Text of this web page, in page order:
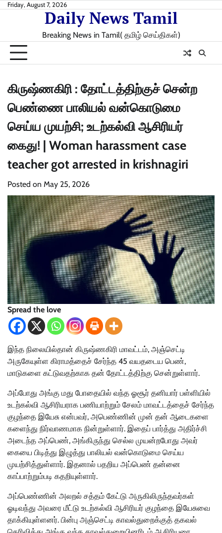
SkipFriday, August 7, 2026
Daily News Tamil
Breaking News in Tamil( தமிழ் செய்திகள்)
கிருஷ்ணகிரி : தோட்டத்திற்குச் சென்ற
பெண்ணை பாலியல் வன்கொடுமை
செய்ய முயற்சி; உடற்கல்வி ஆசிரியர்
கைது! | Woman harassment case
teacher got arrested in krishnagiri
Posted on May 25, 2026
Spread the love
இந்த நிலையில்தான் கிருஷ்ணகிரி மாவட்டம், அஞ்செட்டி
அருகேயுள்ள கிராமத்தைச் சேர்ந்த 45 வயதடைய பெண்,
மாடுகளை கட்டுவதற்காக தன் தோட்டத்திற்கு சென்றுள்ளார்.
அப்போது அங்கு மது போதையில் வந்த ஓசூர் தனியார் பள்ளியில்
உடற்கல்வி ஆசிரியராக பணியாற்றும் சேலம் மாவட்டத்தைச் சேர்ந்த
குழந்தை இயேசு என்பவர், அபெண்ணின் முன் தன் ஆடைகளை
களைந்து நிர்வாணமாக நின்றுள்ளார். இதைப் பார்த்து அதிர்ச்சி
அடைந்த அப்பெண், அங்கிருந்து செல்ல முயன்றபோது அவர்
கையை பிடித்து இழுத்து பாலியல் வன்கொடுமை செய்ய
முயற்சித்துள்ளார். இதனால் பதறிய அப்பெண் தன்னை
காப்பாற்றும்படி கதறியுள்ளார்.
அப்பெண்ணின் அலறல் சத்தம் கேட்டு அருகிலிருந்தவர்கள்
ஓடிவந்து அவரை மீட்டு உடற்கல்வி ஆசிரியர் குழந்தை இயேசுவை
தாக்கியுள்ளனர். பின்பு அஞ்செட்டி காவல்துறைக்குத் தகவல்